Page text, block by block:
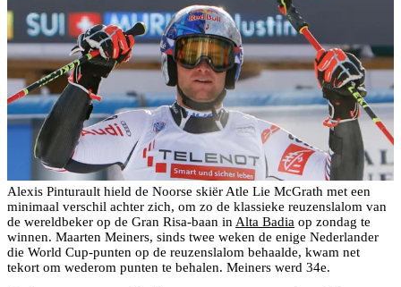
Alexis Pinturault hield de Noorse skiër Atle Lie McGrath met een
minimaal verschil achter zich, om zo de klassieke reuzenslalom van
de wereldbeker op de Gran Risa-baan in Alta Badia op zondag te
winnen. Maarten Meiners, sinds twee weken de enige Nederlander
die World Cup-punten op de reuzenslalom behaalde, kwam net
tekort om wederom punten te behalen. Meiners werd 34e.